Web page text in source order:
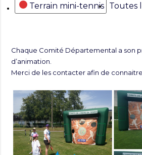
Terrain mini-tennis Toutes
Chaque Comité Départemental a son
d’animation.
Merci de les contacter afin de